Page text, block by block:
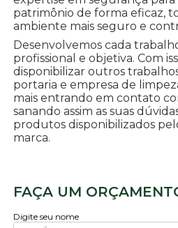
patrimônio de forma eficaz,
ambiente mais seguro e
Desenvolvemos cada
profissional e objetiva. Com
disponibilizar outros
portaria e empresa de
mais entrando em contato
sanando assim as suas
produtos disponibilizados
marca.
FAÇA UM
Digite seu nome